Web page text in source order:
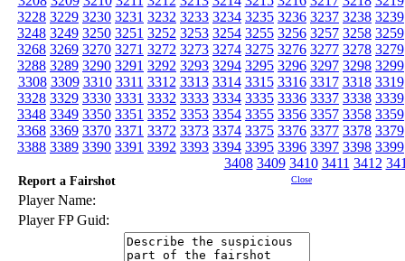
3228 3229 3230 3231 3232 3233 3234 3235 3236 3237 3238 3239
3248 3249 3250 3251 3252 3253 3254 3255 3256 3257 3258 3259
3268 3269 3270 3271 3272 3273 3274 3275 3276 3277 3278 3279
3288 3289 3290 3291 3292 3293 3294 3295 3296 3297 3298 3299
3308 3309 3310 3311 3312 3313 3314 3315 3316 3317 3318 3319
3328 3329 3330 3331 3332 3333 3334 3335 3336 3337 3338 3339
3348 3349 3350 3351 3352 3353 3354 3355 3356 3357 3358 3359
3368 3369 3370 3371 3372 3373 3374 3375 3376 3377 3378 3379
3388 3389 3390 3391 3392 3393 3394 3395 3396 3397 3398 3399
3408 3409 3410 3411 3412
Report a Fairshot Close
Player Name:
Player FP Guid: